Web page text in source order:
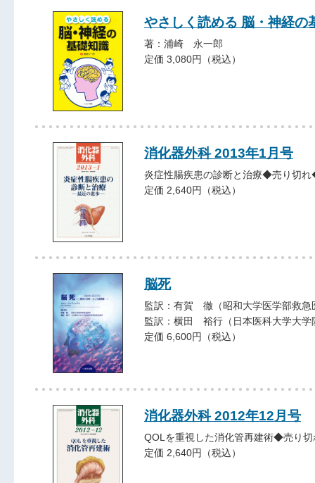
やさしく読める 脳・神経の
著：浦崎 永一郎
定価 3,080円（税込）
消化器外科 2013年1月号
炎症性腸疾患の診断と治療◆売り切
定価 2,640円（税込）
脳死
監訳：有賀 徹（昭和大学医学部救急
監訳：横田 裕行（日本医科大学大学
定価 6,600円（税込）
消化器外科 2012年12月号
QOLを重視した消化管再建術◆売り
定価 2,640円（税込）